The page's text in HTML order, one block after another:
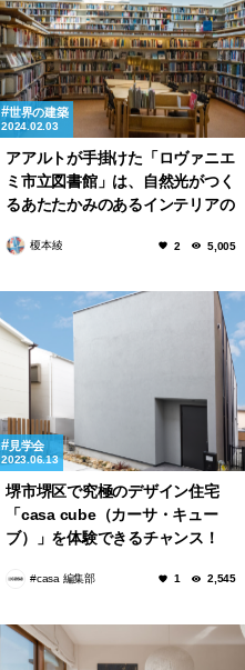
世界の建築
2024.02.03
アアルトが手掛けた「ロヴァニエ
ミ市立図書館」は、自然光がつく
るあたたかみのあるインテリアの
榎本綾 2 5,005
見学会
2023.06.13
堺市堺区で究極のデザイン住宅
「casa cube（カーサ・キュー
ブ）」を体験できるチャンス！
#casa 編集部 1 2,545